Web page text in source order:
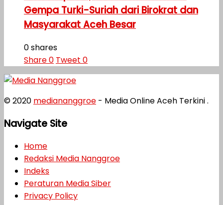
Gempa Turki-Suriah dari Birokrat dan
Masyarakat Aceh Besar
0 shares
Share0 Tweet 0
© 2020 mediananggroe - Media Online Aceh Terkini .
Navigate Site
Home
Redaksi Media Nanggroe
Indeks
Peraturan Media Siber
Privacy Policy